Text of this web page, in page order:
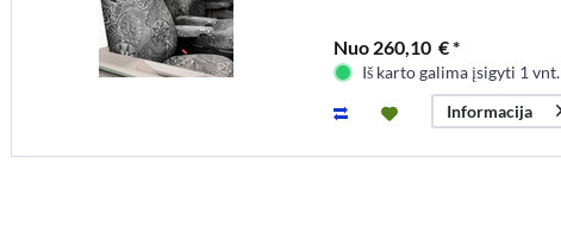
Nuo 260,10 € *
Iš karto galima įsigyti 1 vnt.
Informacija